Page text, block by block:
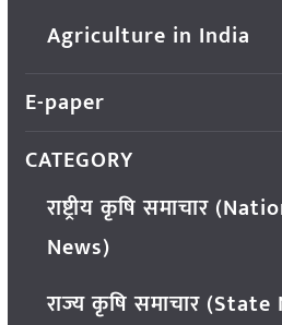
Agriculture in India
E-paper
CATEGORY
राष्ट्रीय कृषि समाचार
News)
राज्य कृषि समाचार